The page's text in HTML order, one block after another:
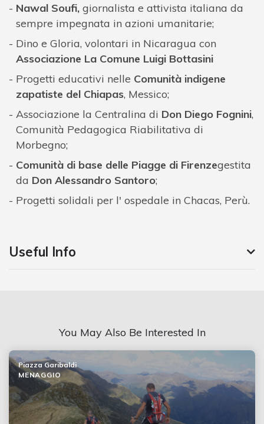
Nawal Soufi, giornalista e attivista italiana da
sempre impegnata in azioni umanitarie;
Dino e Gloria, volontari in Nicaragua con
Associazione La Comune Luigi Bottasini
Progetti educativi nelle Comunità indigene
zapatiste del Chiapas, Messico;
Associazione la Centralina di Don Diego Fognini,
Comunità Pedagogica Riabilitativa di
Morbegno;
Comunità di base delle Piagge di Firenzegestita
da Don Alessandro Santoro;
Progetti solidali per l' ospedale in Chacas, Perù.
Useful Info
You May Also Be Interested In
Piazza Garibaldi
MENAGGIO